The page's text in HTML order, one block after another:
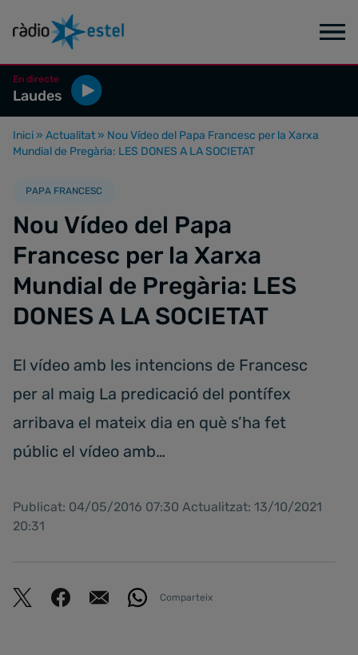
En directe
Laudes
Inici » Actualitat » Nou Vídeo del Papa Francesc per la Xarxa
Mundial de Pregària: LES DONES A LA SOCIETAT
PAPA FRANCESC
Nou Vídeo del Papa
Francesc per la Xarxa
Mundial de Pregària: LES
DONES A LA SOCIETAT
El vídeo amb les intencions de Francesc
per al maig La predicació del pontífex
arribava el mateix dia en què s’ha fet
públic el vídeo amb…
Publicat: 04/05/2016 07:30 Actualitzat: 13/10/2021
20:31
Comparteix